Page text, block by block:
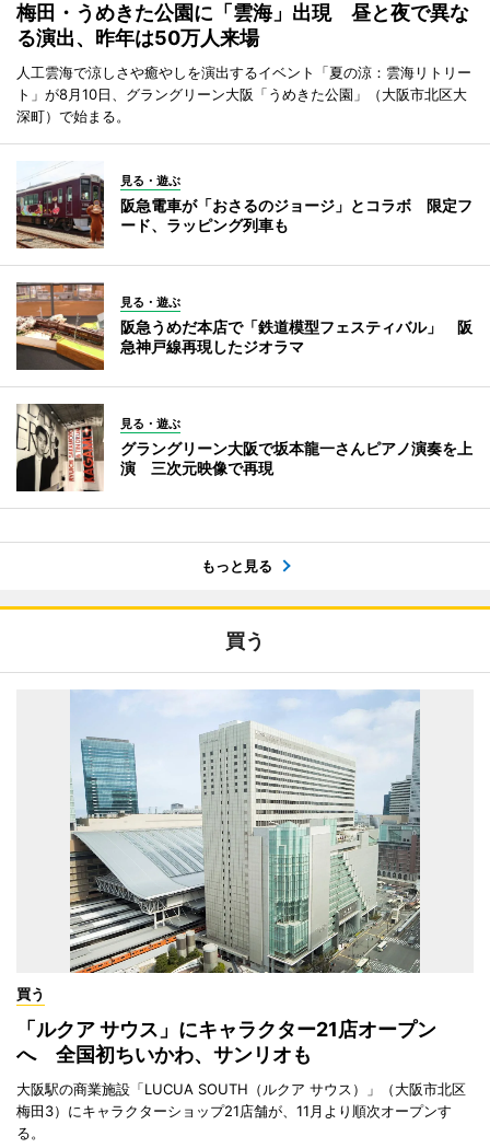
梅田・うめきた公園に「雲海」出現 昼と夜で異な
る演出、昨年は50万人来場
人工雲海で涼しさや癒やしを演出するイベント「夏の涼：雲海リトリー
ト」が8月10日、グラングリーン大阪「うめきた公園」（大阪市北区大
深町）で始まる。
見る・遊ぶ
阪急電車が「おさるのジョージ」とコラボ 限定フ
ード、ラッピング列車も
見る・遊ぶ
阪急うめだ本店で「鉄道模型フェスティバル」 阪
急神戸線再現したジオラマ
見る・遊ぶ
グラングリーン大阪で坂本龍一さんピアノ演奏を上
演 三次元映像で再現
もっと見る
買う
買う
「ルクア サウス」にキャラクター21店オープン
へ 全国初ちいかわ、サンリオも
大阪駅の商業施設「LUCUA SOUTH（ルクア サウス）」（大阪市北区
梅田3）にキャラクターショップ21店舗が、11月より順次オープンす
る。